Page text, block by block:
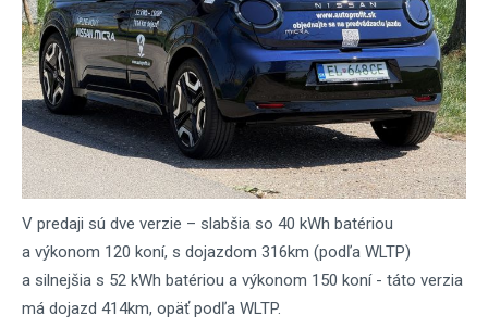
V predaji sú dve verzie – slabšia so 40 kWh batériou
a výkonom 120 koní, s dojazdom 316km (podľa WLTP)
a silnejšia s 52 kWh batériou a výkonom 150 koní - táto verzia
má dojazd 414km, opäť podľa WLTP.